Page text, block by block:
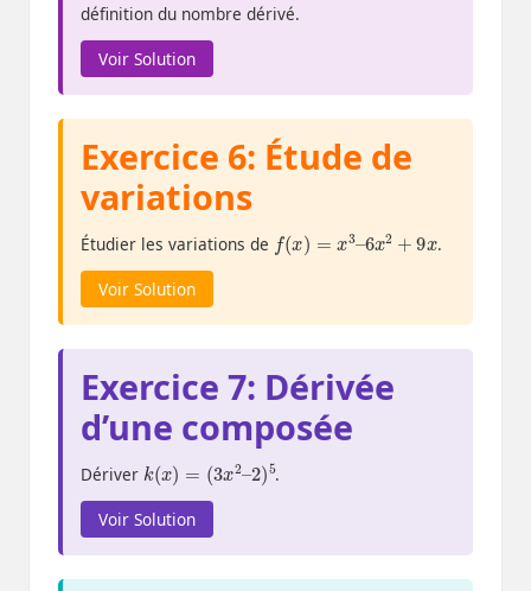
définition du nombre dérivé.
Voir Solution
Exercice 6: Étude de
variations
Étudier les variations de
(x = 6 +9
.
Voir Solution
Exercice 7: Dérivée
d’une composée
Dériver
k (x ) x 2
.
Voir Solution